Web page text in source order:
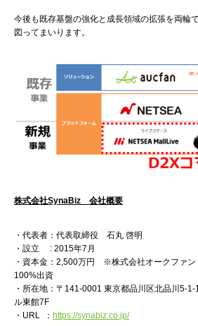
今後も既存基盤の強化と成長領域の拡張を両輪
図ってまいります。
株式会社SynaBiz 会社概要
・代表者：代表取締役 石丸 啓明
・設立 : 2015年7月
・資本金：2,500万円 ※株式会社オークファン
100%出資
・所在地：〒141-0001 東京都品川区北品川5-
ル東館7F
・URL ： https://synabiz.co.jp/